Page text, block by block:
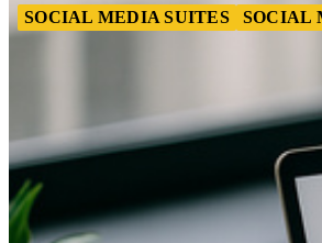
SOCIAL MEDIA SUITES SOCIAL